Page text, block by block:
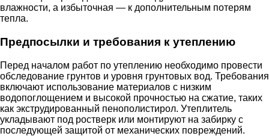
влажности, а избыточная — к дополнительным потерям
тепла.
Предпосылки и требования к утеплению
Перед началом работ по утеплению необходимо провести
обследование грунтов и уровня грунтовых вод. Требования
включают использование материалов с низким
водопоглощением и высокой прочностью на сжатие, таких
как экструдированный пенополистирол. Утеплитель
укладывают под ростверк или монтируют на забирку с
последующей защитой от механических повреждений.